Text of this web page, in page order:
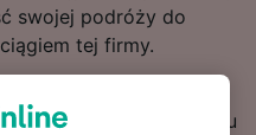
swojej podróży do
tej firmy.
na trasie Murcia
kupować je w dniu